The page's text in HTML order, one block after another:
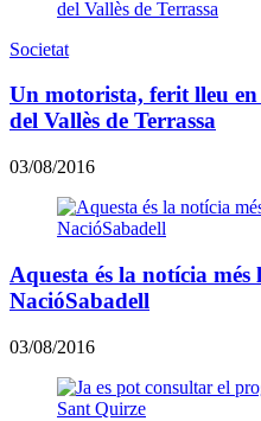
Societat
Un motorista, ferit lleu
del Vallès de Terrassa
03/08/2016
Aquesta és la notícia
NacióSabadell
03/08/2016